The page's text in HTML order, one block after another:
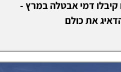
קיבלו דמי אבטלה במרץ -
את כולם